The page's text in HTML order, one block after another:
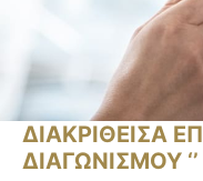
ΔΙΑΚΡΙΘΕΙΣΑ
ΔΙΑΓΩΝΙΣΜΟΥ ‘’